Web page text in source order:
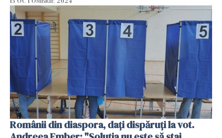
Românii din diaspora, dați dispăruți la vot.